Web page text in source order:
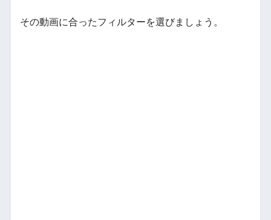
その動画に合ったフィルターを選びましょう。